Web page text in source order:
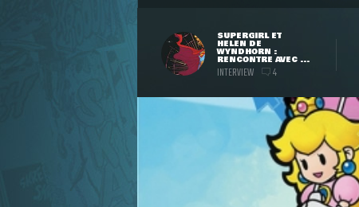
SUPERGIRL ET
HELEN DE
WYNDHORN :
RENCONTRE AVEC ...
INTERVIEW 4